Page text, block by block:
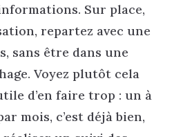
Sur place,
repartez avec une
sans être dans une
Voyez plutôt cela
d’en faire trop : un à
mois, c’est déjà bien,